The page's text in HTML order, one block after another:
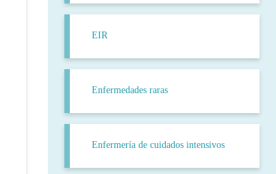
EIR
Enfermedades raras
Enfermería de cuidados intensivos